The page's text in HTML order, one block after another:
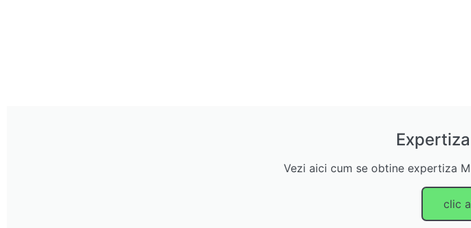
Vezi aici cum se obtine expertiza
clic